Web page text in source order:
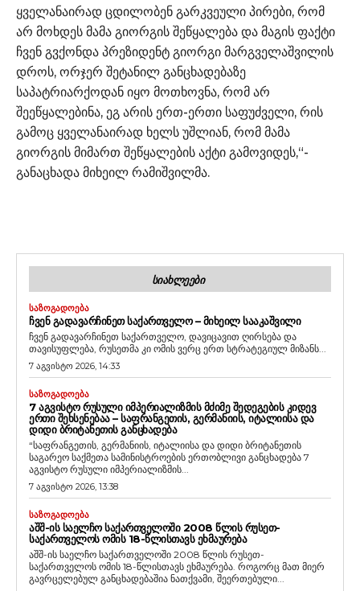
ყველანაირად ცდილობენ გარკვეული პირები, რომ
არ მოხდეს მამა გიორგის შეწყალება და მაგის ფაქტი
ჩვენ გვქონდა პრეზიდენტ გიორგი მარგველაშვილის
დროს, ორჯერ შეტანილ განცხადებაზე
საპატრიარქოდან იყო მოთხოვნა, რომ არ
შეეწყალებინა, ეგ არის ერთ-ერთი საფუძველი, რის
გამოც ყველანაირად ხელს უშლიან, რომ მამა
გიორგის მიმართ შეწყალების აქტი გამოვიდეს,“-
განაცხადა მიხეილ რამიშვილმა.
ᲡᲘᲐᲮᲚᲔᲔᲑᲘ
ᲡᲐᲖᲝᲒᲐᲓᲝᲔᲑᲐ
ᲩᲕᲔᲜ ᲒᲐᲓᲐᲕᲐᲠᲩᲘᲜᲔᲗ ᲡᲐᲥᲐᲠᲗᲕᲔᲚᲝ – ᲛᲘᲮᲔᲘᲚ ᲡᲐᲐᲙᲐᲨᲕᲘᲚᲘ
ჩვენ გადავარჩინეთ საქართველო, დავიცავით ღირსება და
თავისუფლება, რუსეთმა კი ომის ვერც ერთ სტრატეგიულ მიზანს...
7 აგვისტო 2026, 14:33
ᲡᲐᲖᲝᲒᲐᲓᲝᲔᲑᲐ
7 ᲐᲒᲕᲘᲡᲢᲝ ᲠᲣᲡᲣᲚᲘ ᲘᲛᲞᲔᲠᲘᲐᲚᲘᲖᲛᲘᲡ ᲛᲫᲘᲛᲔ ᲨᲔᲓᲔᲒᲔᲑᲘᲡ ᲙᲘᲓᲔᲕ
ᲔᲠᲗᲘ ᲨᲔᲮᲡᲔᲜᲔᲑᲐᲐ – ᲡᲐᲤᲠᲐᲜᲒᲔᲗᲘᲡ, ᲒᲔᲠᲛᲐᲜᲘᲘᲡ, ᲘᲢᲐᲚᲘᲘᲡᲐ ᲓᲐ
ᲓᲘᲓᲘ ᲑᲠᲘᲢᲐᲜᲔᲗᲘᲡ ᲒᲐᲜᲪᲮᲐᲓᲔᲑᲐ
“საფრანგეთის, გერმანიის, იტალიისა და დიდი ბრიტანეთის
საგარეო საქმეთა სამინისტროების ერთობლივი განცხადება 7
აგვისტო რუსული იმპერიალიზმის...
7 აგვისტო 2026, 13:38
ᲡᲐᲖᲝᲒᲐᲓᲝᲔᲑᲐ
ᲐᲨᲨ-ᲘᲡ ᲡᲐᲔᲚᲩᲝ ᲡᲐᲥᲐᲠᲗᲕᲔᲚᲝᲨᲘ 2008 ᲬᲚᲘᲡ ᲠᲣᲡᲔᲗ-
ᲡᲐᲥᲐᲠᲗᲕᲔᲚᲝᲡ ᲝᲛᲘᲡ 18-ᲬᲚᲘᲡᲗᲐᲕᲡ ᲔᲮᲛᲐᲣᲠᲔᲑᲐ
აშშ-ის საელჩო საქართველოში 2008 წლის რუსეთ-
საქართველოს ომის 18-წლისთავს ეხმაურება. როგორც მათ მიერ
გავრცელებულ განცხადებაშია ნათქვამი, შეერთებული...